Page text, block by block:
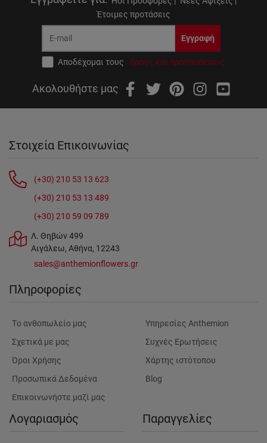
Έτοιμες προτάσεις
Εγγραφή
Αποδέχομαι τους όρους και προϋποθέσεις
Ακολουθήστε μας
Στοιχεία Επικοινωνίας
(+30) 210 53 13 623
(+30) 210 53 13 489
(+30) 210 59 09 789
Λ. Θηβών 499
Αιγάλεω, Αθήνα, 12243
sales@anthemionflowers.gr
Πληροφορίες
Tο ανθοπωλείο μας
Σχετικά με μας
Όροι Χρήσης
Προσωπικά Δεδομένα
Επικοινωνήστε μαζί μας
Υπηρεσίες Anthemion
Συχνές Ερωτήσεις
Χάρτης ιστότοπου
Blog
Λογαριασμός Παραγγελίες